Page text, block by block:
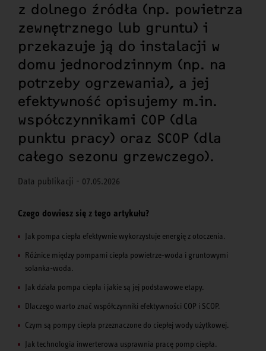
z dolnego źródła (np. powietrza
zewnętrznego lub gruntu) i
przekazuje ją do instalacji w
domu jednorodzinnym (np. na
potrzeby ogrzewania), a jej
efektywność opisujemy m.in.
współczynnikami COP (dla
punktu pracy) oraz SCOP (dla
całego sezonu grzewczego).
Data publikacji - 07.05.2026
Czego dowiesz się z tego artykułu?
Jak pompa ciepła efektywnie wykorzystuje energię z otoczenia.
Różnice między pompami ciepła powietrze-woda i gruntowymi
solanka-woda.
Jak działa pompa ciepła i jakie są jej podstawowe etapy.
Dlaczego warto znać współczynniki efektywności COP i SCOP.
Czym są pompy ciepła przeznaczone do ciepłej wody użytkowej.
Jak technologia inwerterowa usprawnia pracę pomp ciepła.